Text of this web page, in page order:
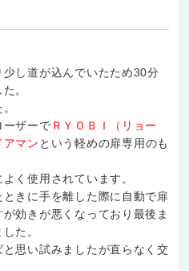
し道が込んでいたため30分
。
ーザーで ＲＹＯＢＩ（リョー
アマン という軽めの扉専用のも
く使用されています。
きに手を離した際に自動で扉
効きが悪くなっており最後ま
た。
思い試みましたが直らなく交